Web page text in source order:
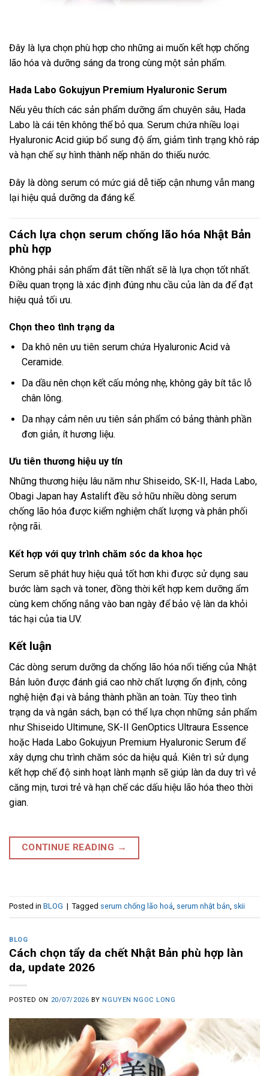
Đây là lựa chọn phù hợp cho những ai muốn kết hợp chống
lão hóa và dưỡng sáng da trong cùng một sản phẩm.
Hada Labo Gokujyun Premium Hyaluronic Serum
Nếu yêu thích các sản phẩm dưỡng ẩm chuyên sâu, Hada
Labo là cái tên không thể bỏ qua. Serum chứa nhiều loại
Hyaluronic Acid giúp bổ sung độ ẩm, giảm tình trạng khô ráp
và hạn chế sự hình thành nếp nhăn do thiếu nước.
Đây là dòng serum có mức giá dễ tiếp cận nhưng vẫn mang
lại hiệu quả dưỡng da đáng kể.
Cách lựa chọn serum chống lão hóa Nhật Bản
phù hợp
Không phải sản phẩm đắt tiền nhất sẽ là lựa chọn tốt nhất.
Điều quan trọng là xác định đúng nhu cầu của làn da để đạt
hiệu quả tối ưu.
Chọn theo tình trạng da
Da khô nên ưu tiên serum chứa Hyaluronic Acid và
Ceramide.
Da dầu nên chọn kết cấu mỏng nhẹ, không gây bít tắc lỗ
chân lông.
Da nhạy cảm nên ưu tiên sản phẩm có bảng thành phần
đơn giản, ít hương liệu.
Ưu tiên thương hiệu uy tín
Những thương hiệu lâu năm như Shiseido, SK-II, Hada Labo,
Obagi Japan hay Astalift đều sở hữu nhiều dòng serum
chống lão hóa được kiểm nghiệm chất lượng và phân phối
rộng rãi.
Kết hợp với quy trình chăm sóc da khoa học
Serum sẽ phát huy hiệu quả tốt hơn khi được sử dụng sau
bước làm sạch và toner, đồng thời kết hợp kem dưỡng ẩm
cùng kem chống nắng vào ban ngày để bảo vệ làn da khỏi
tác hại của tia UV.
Kết luận
Các dòng serum dưỡng da chống lão hóa nổi tiếng của Nhật
Bản luôn được đánh giá cao nhờ chất lượng ổn định, công
nghệ hiện đại và bảng thành phần an toàn. Tùy theo tình
trạng da và ngân sách, bạn có thể lựa chọn những sản phẩm
như Shiseido Ultimune, SK-II GenOptics Ultraura Essence
hoặc Hada Labo Gokujyun Premium Hyaluronic Serum để
xây dựng chu trình chăm sóc da hiệu quả. Kiên trì sử dụng
kết hợp chế độ sinh hoạt lành mạnh sẽ giúp làn da duy trì vẻ
căng mịn, tươi trẻ và hạn chế các dấu hiệu lão hóa theo thời
gian.
CONTINUE READING →
Posted in BLOG | Tagged serum chống lão hoá, serum nhật bản, skii
BLOG
Cách chọn tẩy da chết Nhật Bản phù hợp làn
da, update 2026
POSTED ON 20/07/2026 BY NGUYEN NGOC LONG